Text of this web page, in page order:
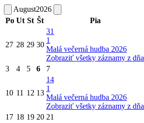
August2026
Po Ut St Št Pia
27 28 29 30
31
1
Malá večerná hudba 2026
Zobraziť všetky záznamy z dňa
3 4 5 6 7
10 11 12 13
14
1
Malá večerná hudba 2026
Zobraziť všetky záznamy z dňa
17 18 19 20 21